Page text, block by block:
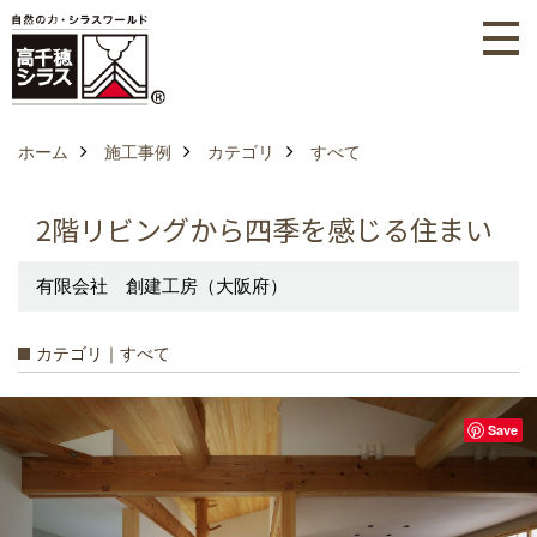
ホーム 施工事例 カテゴリ すべて
2階リビングから四季を感じる住まい
有限会社 創建工房（大阪府）
カテゴリ｜すべて
Save